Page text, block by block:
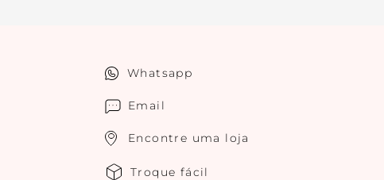
Whatsapp
Email
Encontre uma loja
Troque fácil